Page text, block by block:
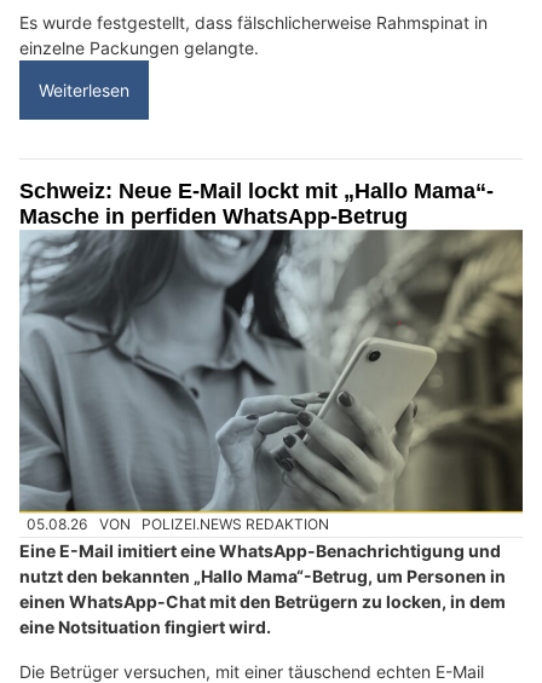
Es wurde festgestellt, dass fälschlicherweise Rahmspinat in
einzelne Packungen gelangte.
Weiterlesen
Schweiz: Neue E-Mail lockt mit „Hallo Mama“-
Masche in perfiden WhatsApp-Betrug
05.08.26 VON POLIZEI.NEWS REDAKTION
Eine E-Mail imitiert eine WhatsApp-Benachrichtigung und
nutzt den bekannten „Hallo Mama“-Betrug, um Personen in
einen WhatsApp-Chat mit den Betrügern zu locken, in dem
eine Notsituation fingiert wird.
Die Betrüger versuchen, mit einer täuschend echten E-Mail